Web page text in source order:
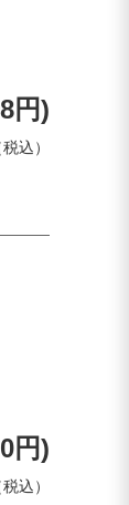
円)
込）
円)
込）